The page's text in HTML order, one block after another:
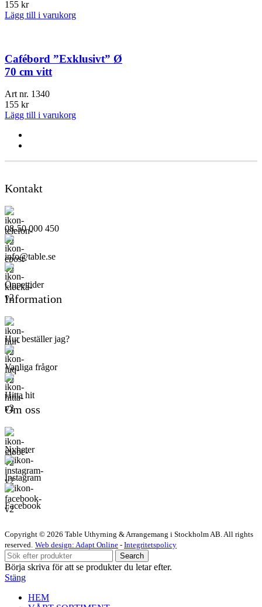
155 kr
Lägg till i varukorg
Cafébord ”Exklusivt” Ø
70 cm vitt
Art nr. 1340
155 kr
Lägg till i varukorg
Kontakt
08-50 000 450
info@table.se
Öppettider
Information
Hur beställer jag?
Vanliga frågor
Hitta hit
Om oss
Nyheter
Instagram
Facebook
Copyright © 2026 Table Uthyrning & Arrangemang i Stockholm AB. All rights
reserved​​. Web design: Adapt Online - Integritetspolicy
Search
Börja skriva för att se produkter du letar efter.
Stäng
HEM